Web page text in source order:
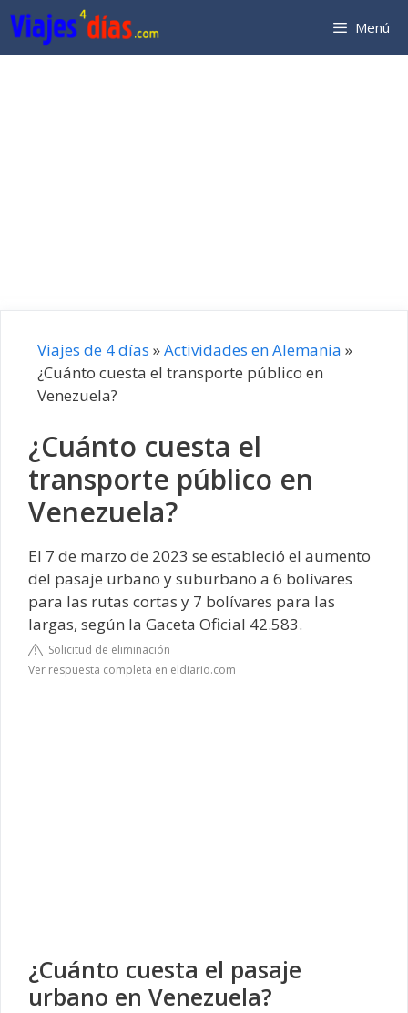
Saltar
al
contenido
Menú
Viajes de 4 días »Actividades en Alemania »
¿Cuánto cuesta el transporte público en
Venezuela?
¿Cuánto cuesta el
transporte público en
Venezuela?
El 7 de marzo de 2023 se estableció el aumento
del pasaje urbano y suburbano a 6 bolívares
para las rutas cortas y 7 bolívares para las
largas, según la Gaceta Oficial 42.583.
Solicitud de eliminación
Ver respuesta completa en eldiario.com
¿Cuánto cuesta el pasaje
urbano en Venezuela?